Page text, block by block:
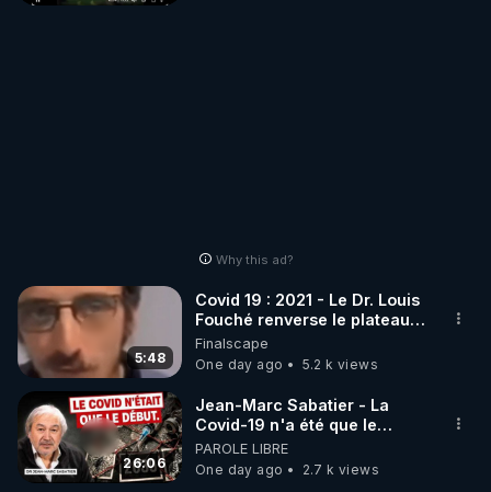
Why this ad?
5:48
Covid 19 : 2021 - Le Dr. Louis
Fouché renverse le plateau
de CNews !
Finalscape
One day ago
5.2 k views
26:06
Jean-Marc Sabatier - La
Covid-19 n'a été que le
début - L'ARNm & l'ARNm-aa
jusqu où auront-t-il ?
PAROLE LIBRE
One day ago
2.7 k views